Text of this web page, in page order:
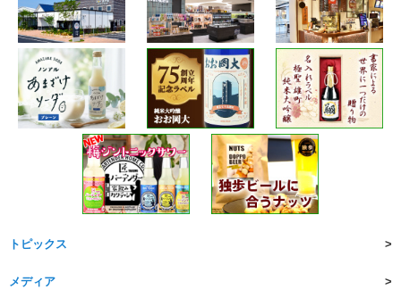
トピックス
メディア